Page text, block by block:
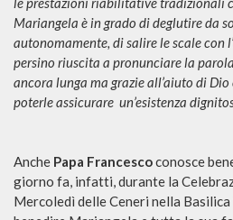
Mariangela è in grado di deglutire da
autonomamente, di salire le scale con
persino riuscita a pronunciare la
ancora lunga ma grazie all’aiuto di Dio
poterle assicurare un’esistenza
Anche Papa Francescoconosce
giorno fa, infatti, durante la
Mercoledì delle Ceneri nella